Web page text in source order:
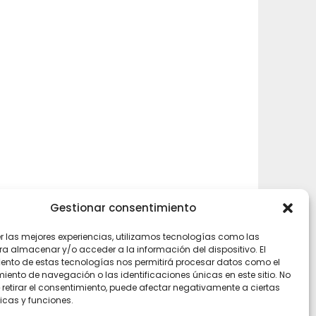
Gestionar consentimiento
las mejores experiencias, utilizamos tecnologías como las
almacenar y/o acceder a la información del dispositivo. El
de estas tecnologías nos permitirá procesar datos como el
de navegación o las identificaciones únicas en este sitio. No
el consentimiento, puede afectar negativamente a ciertas
y funciones.